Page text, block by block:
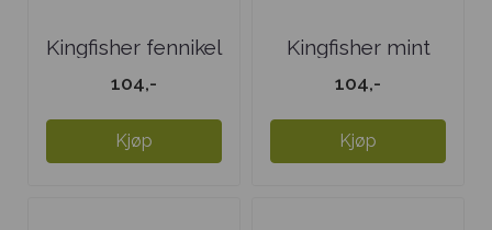
Kingfisher fennikel
u/fluor ...
104,-
Kjøp
Kingfisher mint
u/fluor ...
104,-
Kjøp